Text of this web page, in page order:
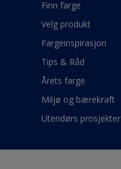
Finn farge
Velg produkt
Fargeinspirasjon
Tips & Råd
Årets farge
Miljø og bærekraft
Utendørs prosjekter